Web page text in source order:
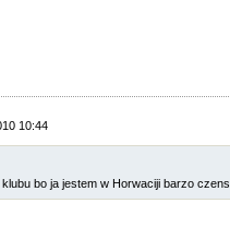
10:44
bo ja jestem w Horwaciji barzo